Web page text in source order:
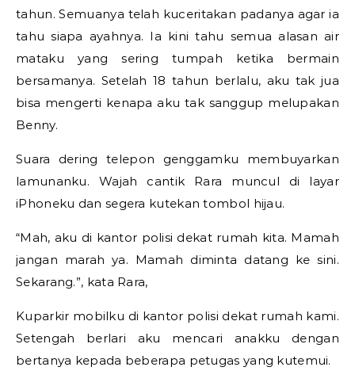
tahun. Semuanya telah kuceritakan padanya agar ia
tahu siapa ayahnya. Ia kini tahu semua alasan air
mataku yang sering tumpah ketika bermain
bersamanya. Setelah 18 tahun berlalu, aku tak jua
bisa mengerti kenapa aku tak sanggup melupakan
Benny.
Suara dering telepon genggamku membuyarkan
lamunanku. Wajah cantik Rara muncul di layar
iPhoneku dan segera kutekan tombol hijau.
“Mah, aku di kantor polisi dekat rumah kita. Mamah
jangan marah ya. Mamah diminta datang ke sini.
Sekarang.”, kata Rara,
Kuparkir mobilku di kantor polisi dekat rumah kami.
Setengah berlari aku mencari anakku dengan
bertanya kepada beberapa petugas yang kutemui.